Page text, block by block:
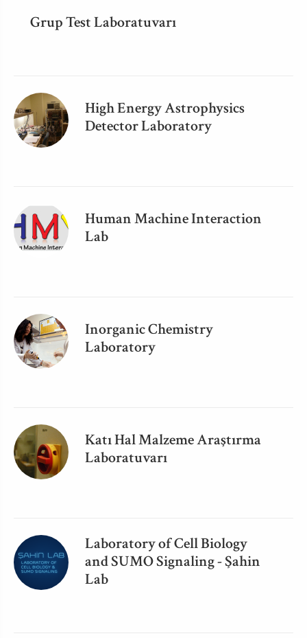
Grup Test Laboratuvarı
High Energy Astrophysics
Detector Laboratory
Human Machine Interaction
Lab
Inorganic Chemistry
Laboratory
Katı Hal Malzeme Araştırma
Laboratuvarı
Laboratory of Cell Biology
and SUMO Signaling - Şahin
Lab